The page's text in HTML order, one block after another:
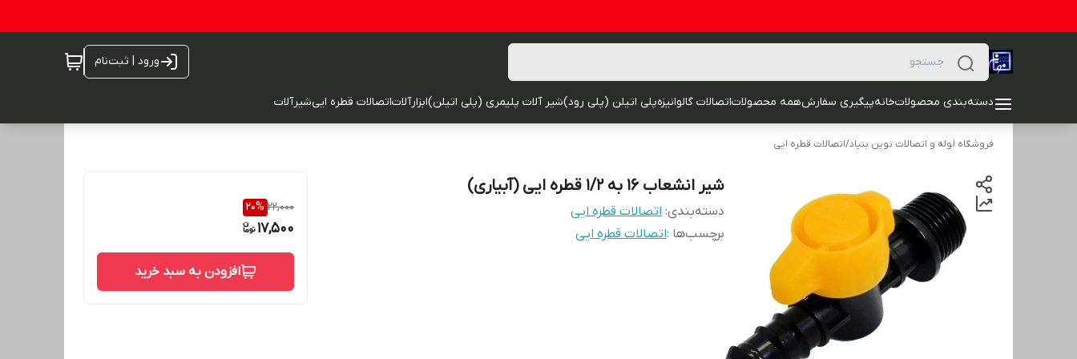
ورود | ثبت‌نام
دسته‌بندی محصولاتخانهپیگیری سفارشهمه محصولاتاتصالات گالوانیزهپلی اتیلن (پلی رود)شیر آلات پلیمری (پلی اتیلن)ابزارآلاتاتصالات قطره اییشیرآلات
فروشگاه لوله و اتصالات نوین بنیاد/اتصالات قطره ایی
شیر انشعاب 16 به 1/2 قطره ایی (آبیاری)
دسته‌بندی: اتصالات قطره ایی
برچسب‌ها :اتصالات قطره ایی
22,000
20%
17,500
افزودن به سبد خرید